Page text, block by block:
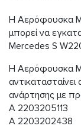
Η Aερόφουσκα
μπορεί να
Mercedes S
Η Aερόφουσκα
ανάρτησης με
A 2203205113
A 2203202438